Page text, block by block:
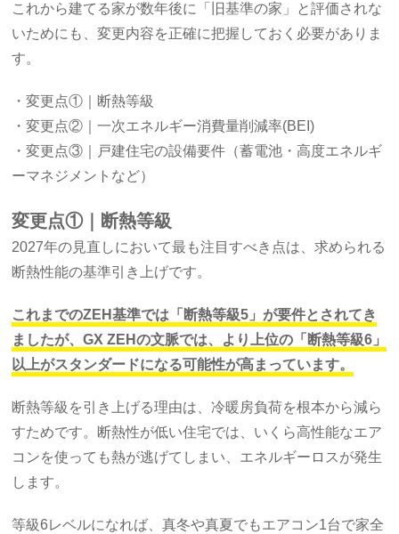
これから建てる家が数年後に「旧基準の家」と評価されな
いためにも、変更内容を正確に把握しておく必要がありま
す。
・変更点①｜断熱等級
・変更点②｜一次エネルギー消費量削減率(BEI)
・変更点③｜戸建住宅の設備要件（蓄電池・高度エネルギ
ーマネジメントなど）
変更点①｜断熱等級
2027年の見直しにおいて最も注目すべき点は、求められる
断熱性能の基準引き上げです。
これまでのZEH基準では「断熱等級5」が要件とされてき
ましたが、GX ZEHの文脈では、より上位の「断熱等級6」
以上がスタンダードになる可能性が高まっています。
断熱等級を引き上げる理由は、冷暖房負荷を根本から減ら
すためです。断熱性が低い住宅では、いくら高性能なエア
コンを使っても熱が逃げてしまい、エネルギーロスが発生
します。
等級6レベルになれば、真冬や真夏でもエアコン1台で家全